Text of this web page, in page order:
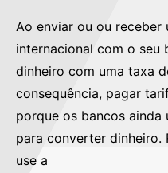
Ao enviar ou ou receber
internacional com o seu
dinheiro com uma taxa
consequência, pagar
porque os bancos ainda
para converter dinheiro.
use a